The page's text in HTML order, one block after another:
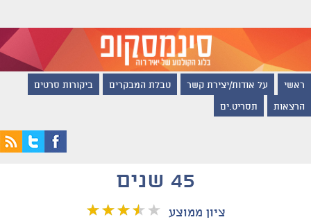
ראשי על אודות/יצירת קשר טבלת המבקרים ביקורות סרטים
הרצאות תסריט.ים
45 שנים
ציון ממוצע